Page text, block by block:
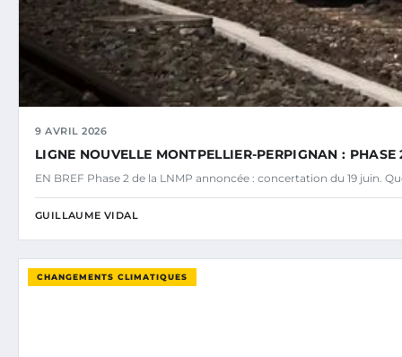
9 AVRIL 2026
LIGNE NOUVELLE MONTPELLIER-PERPIGNAN :
EN BREF Phase 2 de la LNMP annoncée : concertation du 19 juin.
GUILLAUME VIDAL
CHANGEMENTS CLIMATIQUES